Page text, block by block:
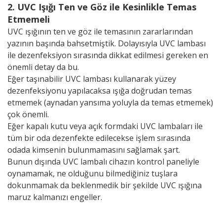
2. UVC Işığı Ten ve Göz ile Kesinlikle Temas
Etmemeli
UVC ışığının ten ve göz ile temasının zararlarından
yazının başında bahsetmiştik. Dolayısıyla UVC lambası
ile dezenfeksiyon sırasında dikkat edilmesi gereken en
önemli detay da bu.
Eğer taşınabilir UVC lambası kullanarak yüzey
dezenfeksiyonu yapılacaksa ışığa doğrudan temas
etmemek (aynadan yansıma yoluyla da temas etmemek)
çok önemli.
Eğer kapalı kutu veya açık formdaki UVC lambaları ile
tüm bir oda dezenfekte edilecekse işlem sırasında
odada kimsenin bulunmamasını sağlamak şart.
Bunun dışında UVC lambalı cihazın kontrol paneliyle
oynamamak, ne olduğunu bilmediğiniz tuşlara
dokunmamak da beklenmedik bir şekilde UVC ışığına
maruz kalmanızı engeller.